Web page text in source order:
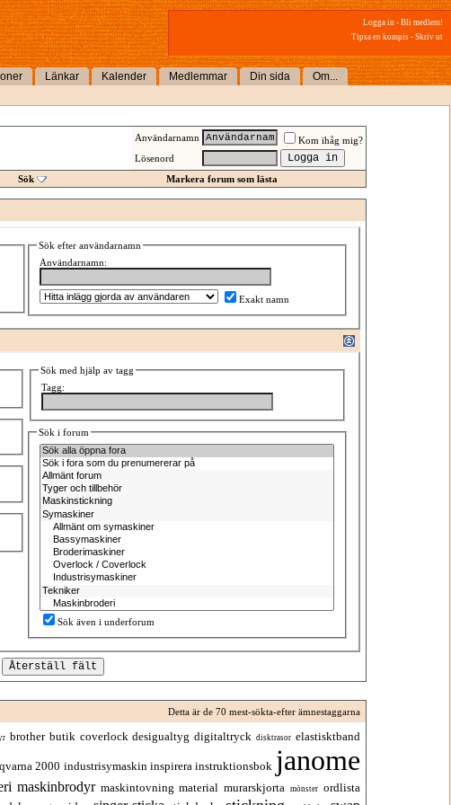
Logga in - Bli medlem!
Tipsa en kompis - Skriv ut
Länkar Kalender Medlemmar Din sida Om...
Användarnamn
Kom ihåg mig?
Lösenord
Sök Markera forum som lästa
Sök efter användarnamn
Användarnamn:
Exakt namn
Sök med hjälp av tagg
Tagg:
Sök i forum
Sök även i underforum
Detta är de 70 mest-sökta-efter ämnestaggarna
brother butik coverlock desigualtyg digitaltryck disktrasor elastisktband
2000 industrisymaskin inspirera instruktionsbok janome
maskinbrodyr maskintovning material murarskjorta mönster
ordlista